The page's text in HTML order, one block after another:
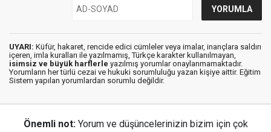
UYARI: Küfür, hakaret, rencide edici cümleler veya imalar, inançlara saldırı
içeren, imla kuralları ile yazılmamış, Türkçe karakter kullanılmayan,
isimsiz ve büyük harflerle yazılmış yorumlar onaylanmamaktadır.
Yorumların her türlü cezai ve hukuki sorumluluğu yazan kişiye aittir. Eğitim
Sistem yapılan yorumlardan sorumlu değildir.
Önemli not: Yorum ve düşüncelerinizin bizim için çok